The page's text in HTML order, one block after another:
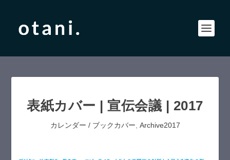
表紙カバー | 宣伝会議 | 2017
カレンダー / ブックカバー Archive2017